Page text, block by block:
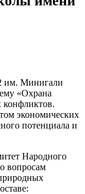
им. Минигали
«Охрана
экономических
потенциала и
Народного
вопросам